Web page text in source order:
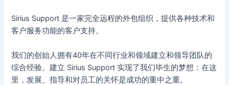
Sirius Support 是一家完全远程的外包组织，提供各种技术和
客户服务功能的客户支持。
我们的创始人拥有40年在不同行业和领域建立和领导团队的
综合经验。建立 Sirius Support 实现了我们毕生的梦想：在这
里，发展、指导和对员工的关怀是成功的重中之重。